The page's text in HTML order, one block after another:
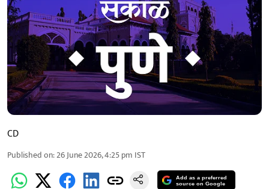
CD
Published on:26 June 2026, 4:25 pm IST
Add as a preferred
source on Google